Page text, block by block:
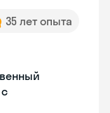
35 лет опыта